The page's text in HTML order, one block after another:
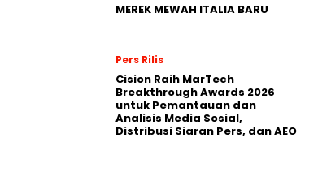
MEREK MEWAH ITALIA BARU
Pers Rilis
Cision Raih MarTech
Breakthrough Awards 2026
untuk Pemantauan dan
Analisis Media Sosial,
Distribusi Siaran Pers, dan AEO